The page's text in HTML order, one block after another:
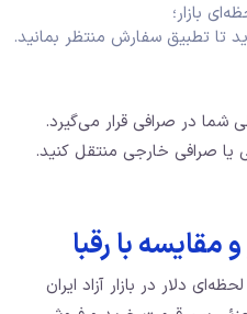
بازار؛
تا تطبیق سفارش منتظر بمانید.
شما در صرافی قرار می‌گیرد.
صرافی خارجی منتقل کنید.
مقایسه با رقبا
دلار در بازار آزاد ایران